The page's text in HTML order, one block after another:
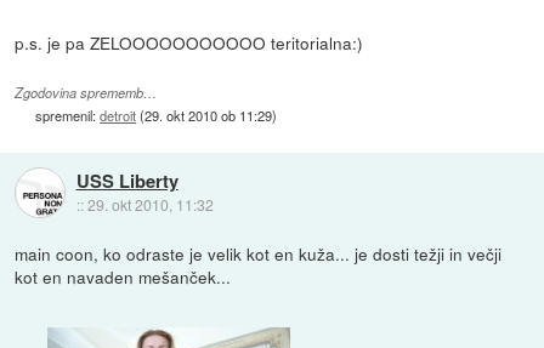
p.s. je pa ZELOOOOOOOOOOO teritorialna:)
Zgodovina sprememb…
spremenil:detroit(29. okt 2010 ob 11:29)
USS Liberty
::29. okt 2010, 11:32
main coon, ko odraste je velik kot en kuža... je dosti težji in večji
kot en navaden mešanček...